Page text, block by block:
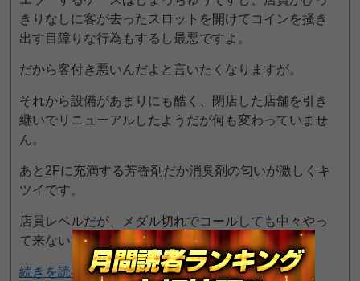
きりなしに客が去ったスロットを開けてコインを掻き
出す目障りな行為もするし最悪ですよ。
だから客付き悪いんだよと言いたくなりますが。
それから設備があまりにも酷く、閉店した店舗を引き
継いでリニューアルしたようだが何も変わっていませ
ん。
あと2Fに充満する芳香剤だか消臭剤の匂いが激しくキ
ツイです。
店員レベルだが、メダル切れでコールしても中々やっ
て来ないです。
続きを読む 6pt GET!